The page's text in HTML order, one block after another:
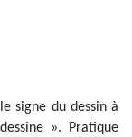
signe du dessin à
». Pratique